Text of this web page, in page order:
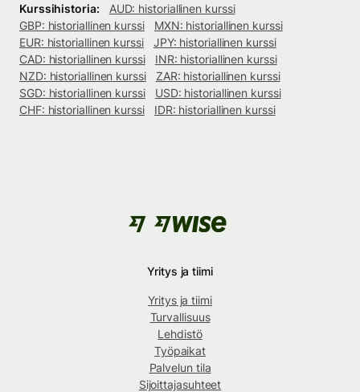
Kurssihistoria:
AUD: historiallinen kurssi
GBP: historiallinen kurssi
MXN: historiallinen kurssi
EUR: historiallinen kurssi
JPY: historiallinen kurssi
CAD: historiallinen kurssi
INR: historiallinen kurssi
NZD: historiallinen kurssi
ZAR: historiallinen kurssi
SGD: historiallinen kurssi
USD: historiallinen kurssi
CHF: historiallinen kurssi
IDR: historiallinen kurssi
Yritys ja tiimi
Yritys ja tiimi
Turvallisuus
Lehdistö
Työpaikat
Palvelun tila
Sijoittajasuhteet